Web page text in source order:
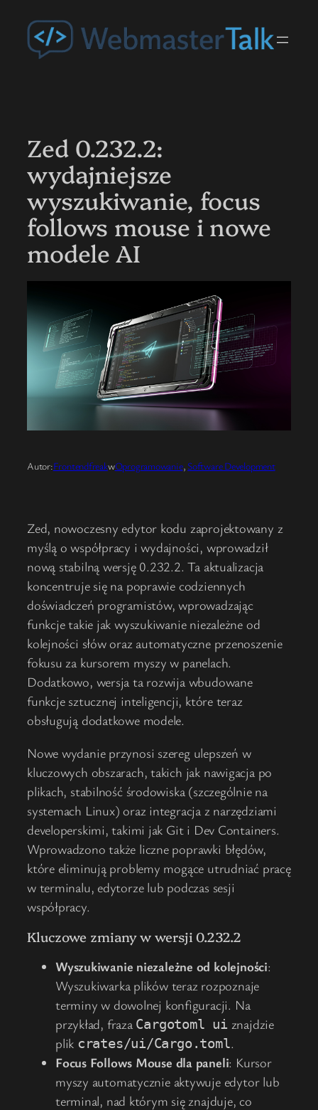
treści
Zed 0.232.2:
wydajniejsze
wyszukiwanie, focus
follows mouse i nowe
modele AI
Autor:FrontendfreakwOprogramowanie, Software Development
Zed, nowoczesny edytor kodu zaprojektowany z
myślą o współpracy i wydajności, wprowadził
nową stabilną wersję 0.232.2. Ta aktualizacja
koncentruje się na poprawie codziennych
doświadczeń programistów, wprowadzając
funkcje takie jak wyszukiwanie niezależne od
kolejności słów oraz automatyczne przenoszenie
fokusu za kursorem myszy w panelach.
Dodatkowo, wersja ta rozwija wbudowane
funkcje sztucznej inteligencji, które teraz
obsługują dodatkowe modele.
Nowe wydanie przynosi szereg ulepszeń w
kluczowych obszarach, takich jak nawigacja po
plikach, stabilność środowiska (szczególnie na
systemach Linux) oraz integracja z narzędziami
developerskimi, takimi jak Git i Dev Containers.
Wprowadzono także liczne poprawki błędów,
które eliminują problemy mogące utrudniać pracę
w terminalu, edytorze lub podczas sesji
współpracy.
Kluczowe zmiany w wersji 0.232.2
Wyszukiwanie niezależne od kolejności:
Wyszukiwarka plików teraz rozpoznaje
terminy w dowolnej konfiguracji. Na
przykład, fraza Cargotoml ui znajdzie
plik crates/ui/Cargo.toml.
Focus Follows Mouse dla paneli: Kursor
myszy automatycznie aktywuje edytor lub
terminal, nad którym się znajduje, co